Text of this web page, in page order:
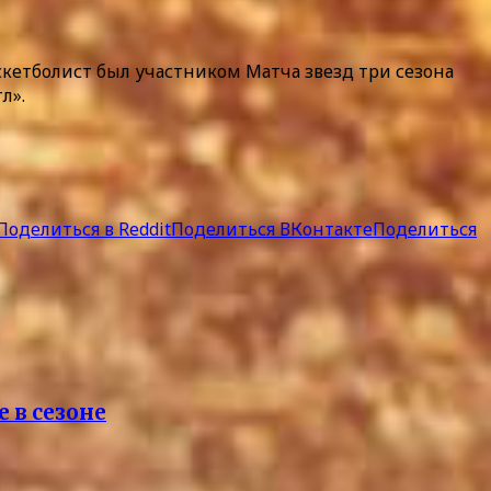
был участником Матча звезд три сезона
в RedditПоделиться ВКонтактеПоделиться
сезоне